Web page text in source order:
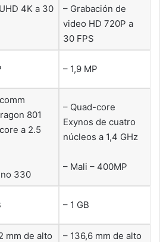
4K a 30
– Grabación de
video HD 720P a
30 FPS
– 1,9 MP
801
a 2.5
330
– Quad-core
Exynos de cuatro
núcleos a 1,4 GHz
– Mali – 400MP
– 1 GB
mm de alto
– 136,6 mm de alto